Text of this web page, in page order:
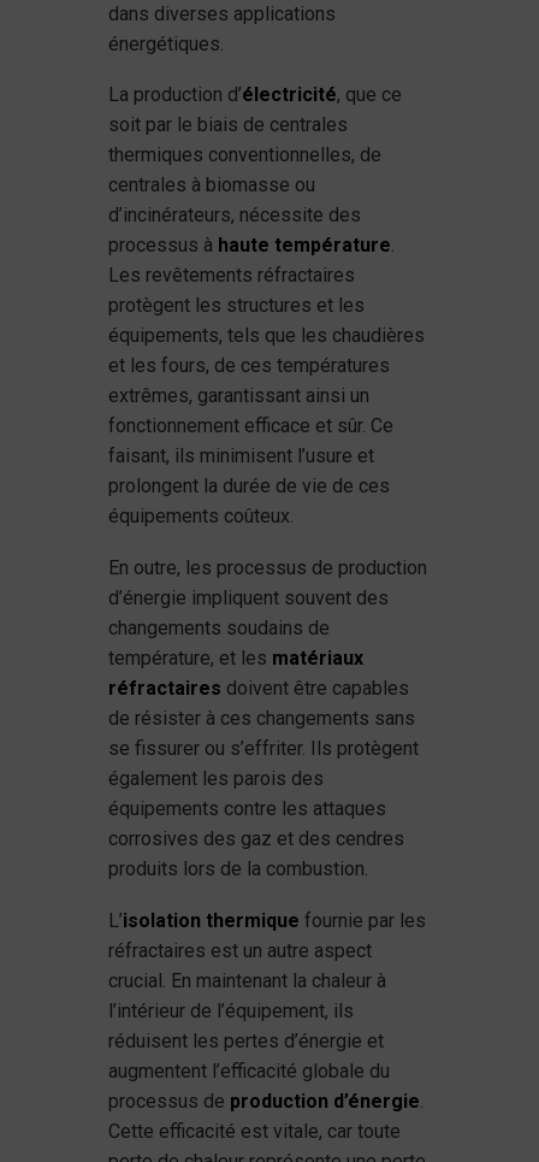
dans diverses applications
énergétiques.
La production d’électricité, que ce
soit par le biais de centrales
thermiques conventionnelles, de
centrales à biomasse ou
d’incinérateurs, nécessite des
processus à haute température.
Les revêtements réfractaires
protègent les structures et les
équipements, tels que les chaudières
et les fours, de ces températures
extrêmes, garantissant ainsi un
fonctionnement efficace et sûr. Ce
faisant, ils minimisent l’usure et
prolongent la durée de vie de ces
équipements coûteux.
En outre, les processus de production
d’énergie impliquent souvent des
changements soudains de
température, et les matériaux
réfractaires doivent être capables
de résister à ces changements sans
se fissurer ou s’effriter. Ils protègent
également les parois des
équipements contre les attaques
corrosives des gaz et des cendres
produits lors de la combustion.
L’isolation thermique fournie par les
réfractaires est un autre aspect
crucial. En maintenant la chaleur à
l’intérieur de l’équipement, ils
réduisent les pertes d’énergie et
augmentent l’efficacité globale du
processus de production d’énergie
Cette efficacité est vitale, car toute